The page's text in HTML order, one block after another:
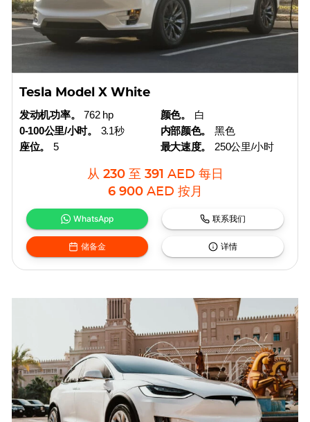
Tesla Model X White
发动机功率。
762 hp
0-100公里/小时。
3.1秒
座位。
5
颜色。
白
内部颜色。
黑色
最大速度。
250公里/小时
从 230 至 391 AED 每日
6 900 AED 按月
WhatsApp 联系我们
储备金 详情